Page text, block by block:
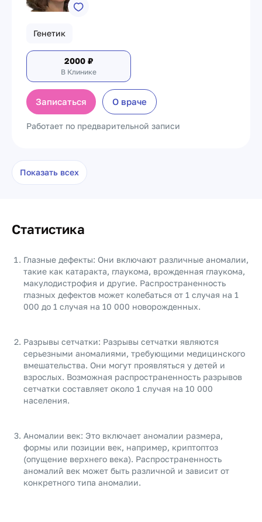
Генетик
2000 ₽
В Клинике
Записаться О враче
Работает по предварительной записи
Показать всех
Статистика
Глазные дефекты: Они включают различные аномалии,
такие как катаракта, глаукома, врожденная глаукома,
макулодистрофия и другие. Распространенность
глазных дефектов может колебаться от 1 случая на 1
000 до 1 случая на 10 000 новорожденных.
Разрывы сетчатки: Разрывы сетчатки являются
серьезными аномалиями, требующими медицинского
вмешательства. Они могут проявляться у детей и
взрослых. Возможная распространенность разрывов
сетчатки составляет около 1 случая на 10 000
населения.
Аномалии век: Это включает аномалии размера,
формы или позиции век, например, криптоптоз
(опущение верхнего века). Распространенность
аномалий век может быть различной и зависит от
конкретного типа аномалии.